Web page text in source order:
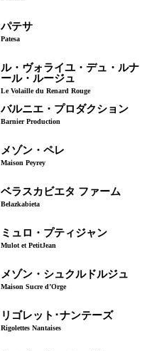
パテサ
Patesa
ル・ヴォライユ・デュ・ルナ
ール・ルージュ
Le Volaille du Renard Rouge
バルニエ・プロダクション
Barnier Production
メゾン・ペレ
Maison Peyrey
ベラスカビエタ ファーム
Belazkabieta
ミュロ・プティジャン
Mulot et PetitJean
メゾン・シュクルドルジュ
Maison Sucre d’Orge
リゴレット･ナンテーズ
Rigolettes Nantaises